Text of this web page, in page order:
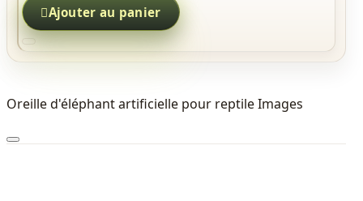
Ajouter au panier
Oreille d'éléphant artificielle pour reptile Images